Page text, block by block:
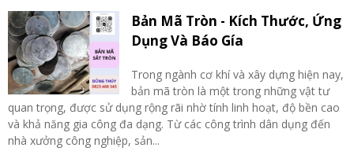
Bản Mã Tròn - Kích Thước, Ứng
Dụng Và Báo Gía
Trong ngành cơ khí và xây dựng hiện nay,
bản mã tròn là một trong những vật tư
quan trọng, được sử dụng rộng rãi nhờ tính linh hoạt, độ bền cao
và khả năng gia công đa dạng. Từ các công trình dân dụng đến
nhà xưởng công nghiệp, sản...